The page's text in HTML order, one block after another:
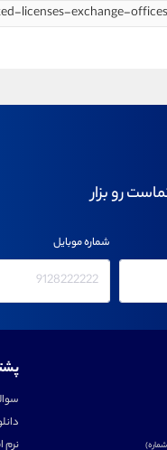
رو بزار
شماره موبایل
نرم